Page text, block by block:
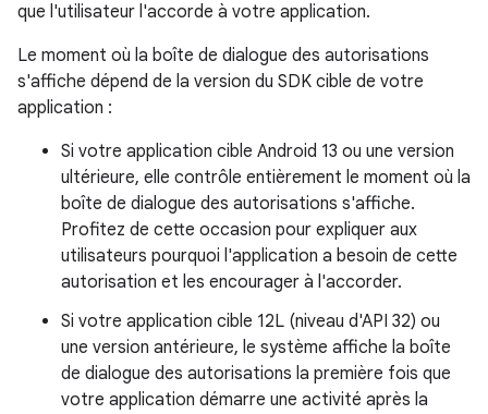
que l'utilisateur l'accorde à votre application.
Le moment où la boîte de dialogue des autorisations
s'affiche dépend de la version du SDK cible de votre
application :
Si votre application cible Android 13 ou une version
ultérieure, elle contrôle entièrement le moment où la
boîte de dialogue des autorisations s'affiche.
Profitez de cette occasion pour expliquer aux
utilisateurs pourquoi l'application a besoin de cette
autorisation et les encourager à l'accorder.
Si votre application cible 12L (niveau d'API 32) ou
une version antérieure, le système affiche la boîte
de dialogue des autorisations la première fois que
votre application démarre une activité après la